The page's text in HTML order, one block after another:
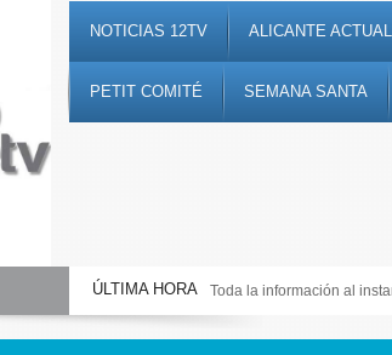
NOTICIAS 12TV ALICANTE
PETIT COMITÉ SEMANA SANTA
ÚLTIMA HORA Toda la información al